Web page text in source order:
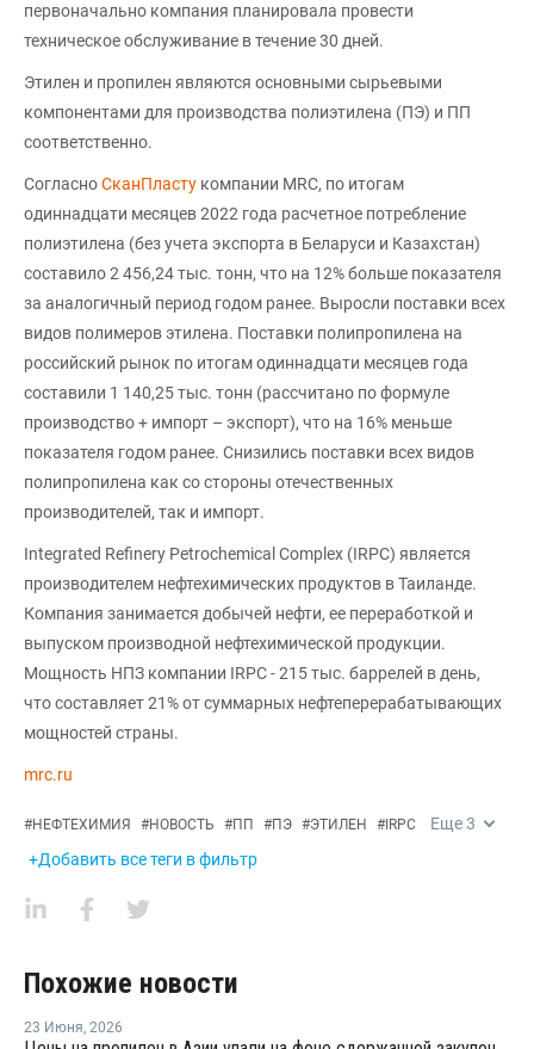
первоначально компания планировала провести
техническое обслуживание в течение 30 дней.
Этилен и пропилен являются основными сырьевыми
компонентами для производства полиэтилена (ПЭ) и ПП
соответственно.
СогласноСканПласту компании MRC, по итогам
одиннадцати месяцев 2022 года расчетное потребление
полиэтилена (без учета экспорта в Беларуси и Казахстан)
составило 2 456,24 тыс. тонн, что на 12% больше показателя
за аналогичный период годом ранее. Выросли поставки всех
видов полимеров этилена. Поставки полипропилена на
российский рынок по итогам одиннадцати месяцев года
составили 1 140,25 тыс. тонн (рассчитано по формуле
производство + импорт – экспорт), что на 16% меньше
показателя годом ранее. Снизились поставки всех видов
полипропилена как со стороны отечественных
производителей, так и импорт.
Integrated Refinery Petrochemical Complex (IRPC) является
производителем нефтехимических продуктов в Таиланде.
Компания занимается добычей нефти, ее переработкой и
выпуском производной нефтехимической продукции.
Мощность НПЗ компании IRPC - 215 тыс. баррелей в день,
что составляет 21% от суммарных нефтеперерабатывающих
мощностей страны.
mrc.ru
#НЕФТЕХИМИЯ #НОВОСТЬ #ПП #ПЭ #ЭТИЛЕН #IRPC Еще3
+Добавить все теги в фильтр
Похожие новости
23 Июня, 2026